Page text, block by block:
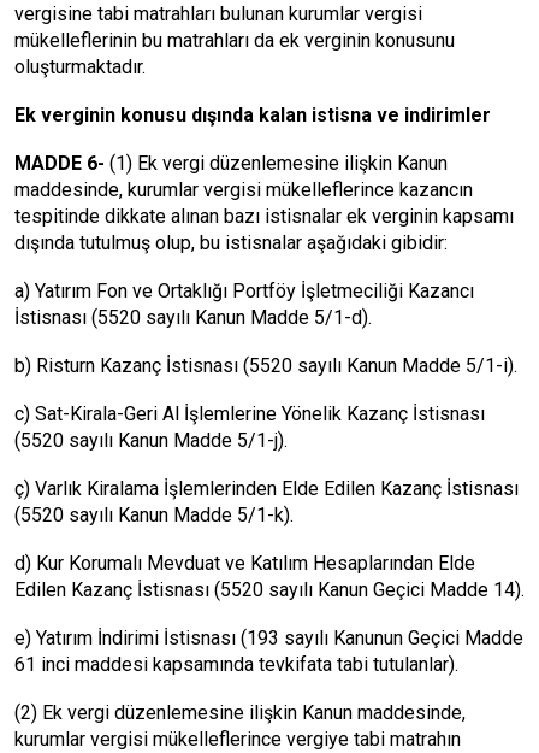
vergisine tabi matrahları bulunan kurumlar vergisi
mükelleflerinin bu matrahları da ek verginin konusunu
oluşturmaktadır.
Ek verginin konusu dışında kalan istisna ve indirimler
MADDE 6- (1) Ek vergi düzenlemesine ilişkin Kanun
maddesinde, kurumlar vergisi mükelleflerince kazancın
tespitinde dikkate alınan bazı istisnalar ek verginin kapsamı
dışında tutulmuş olup, bu istisnalar aşağıdaki gibidir:
a) Yatırım Fon ve Ortaklığı Portföy İşletmeciliği Kazancı
İstisnası (5520 sayılı Kanun Madde 5/1-d).
b) Risturn Kazanç İstisnası (5520 sayılı Kanun Madde 5/1-i).
c) Sat-Kirala-Geri Al İşlemlerine Yönelik Kazanç İstisnası
(5520 sayılı Kanun Madde 5/1-j).
ç) Varlık Kiralama İşlemlerinden Elde Edilen Kazanç İstisnası
(5520 sayılı Kanun Madde 5/1-k).
d) Kur Korumalı Mevduat ve Katılım Hesaplarından Elde
Edilen Kazanç İstisnası (5520 sayılı Kanun Geçici Madde 14).
e) Yatırım İndirimi İstisnası (193 sayılı Kanunun Geçici Madde
61 inci maddesi kapsamında tevkifata tabi tutulanlar).
(2) Ek vergi düzenlemesine ilişkin Kanun maddesinde,
kurumlar vergisi mükelleflerince vergiye tabi matrahın